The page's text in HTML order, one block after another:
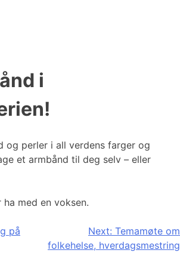
i
og perler i all verdens farger og
et armbånd til deg selv – eller
med en voksen.
på
Next: Temamøte om
folkehelse, hverdagsmestring